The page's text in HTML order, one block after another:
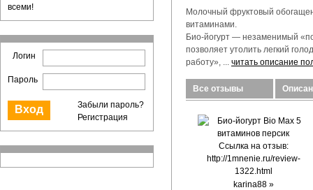
всеми!
Логин
Пароль
Забыли пароль?
Регистрация
Молочный фруктовый
витаминами.
Био-йогурт — незаменимый
позволяет утолить легкий
работу», ... читать описание
Все отзывы
Ссылка на отзыв:
http://1mnenie.ru/review-
1322.html
karina88 »